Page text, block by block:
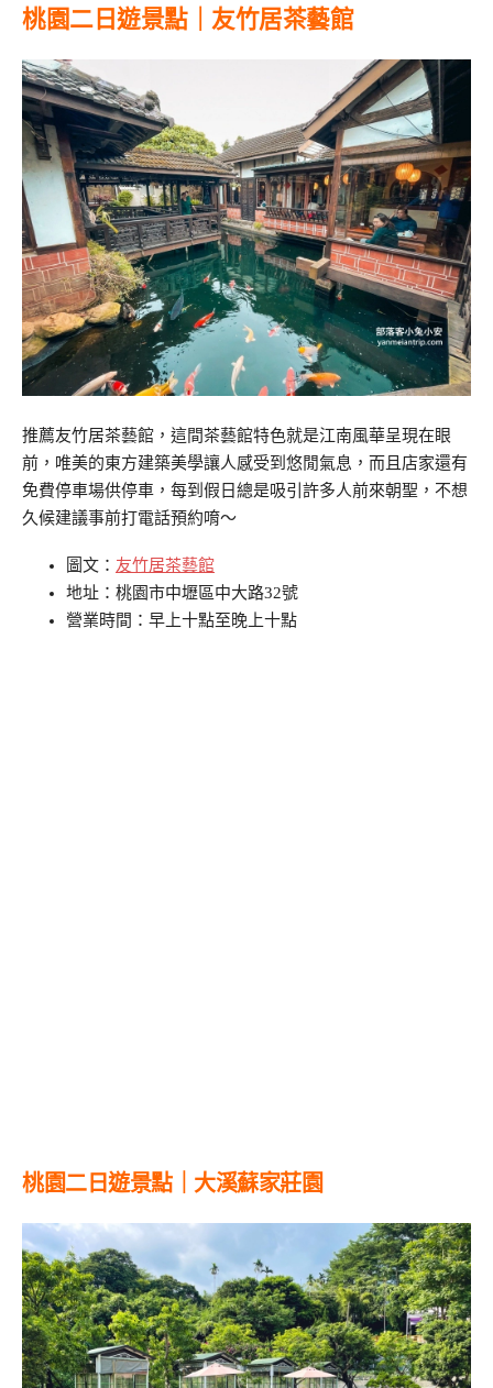
桃園二日遊景點｜友竹居茶藝館
推薦友竹居茶藝館，這間茶藝館特色就是江南風華呈現在眼
前，唯美的東方建築美學讓人感受到悠閒氣息，而且店家還有
免費停車場供停車，每到假日總是吸引許多人前來朝聖，不想
久候建議事前打電話預約唷～
圖文： 友竹居茶藝館
地址：桃園市中壢區中大路32號
營業時間：早上十點至晚上十點
桃園二日遊景點｜大溪蘇家莊園